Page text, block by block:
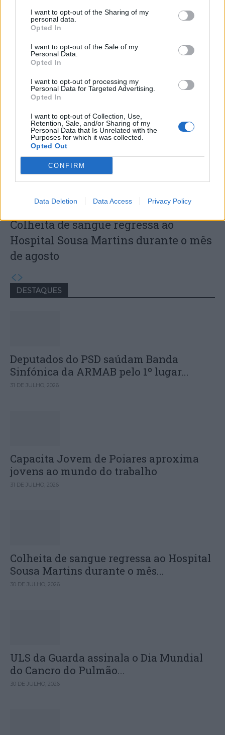
I want to opt-out of the Sharing of my
personal data.
Opted In
I want to opt-out of the Sale of my
Personal Data.
Opted In
I want to opt-out of processing my
Personal Data for Targeted Advertising.
Opted In
I want to opt-out of Collection, Use,
Retention, Sale, and/or Sharing of my
Personal Data that Is Unrelated with the
Purposes for which it was collected.
Opted Out
CONFIRM
Data Deletion Data Access Privacy Policy
Capacita Jovem de Poiares aproxima
jovens ao mundo do trabalho
Colheita de sangue regressa ao
Hospital Sousa Martins durante o mês
de agosto
DESTAQUES
Deputados do PSD saúdam Banda
Sinfónica da ARMAB pelo 1º lugar...
31 DE JULHO, 2026
Capacita Jovem de Poiares aproxima
jovens ao mundo do trabalho
31 DE JULHO, 2026
Colheita de sangue regressa ao Hospital
Sousa Martins durante o mês...
30 DE JULHO, 2026
ULS da Guarda assinala o Dia Mundial
do Cancro do Pulmão...
30 DE JULHO, 2026